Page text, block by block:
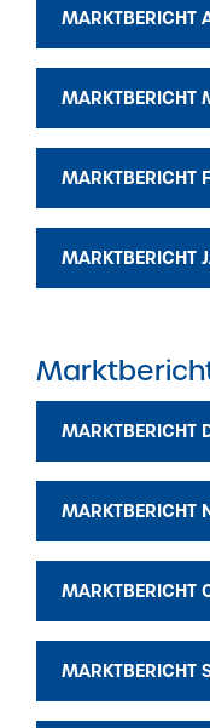
MARKTBERICHT
MARKTBERICHT
MARKTBERICHT
MARKTBERICHT
MARKTBERICHT
MARKTBERICHT
MARKTBERICHT
MARKTBERICHT